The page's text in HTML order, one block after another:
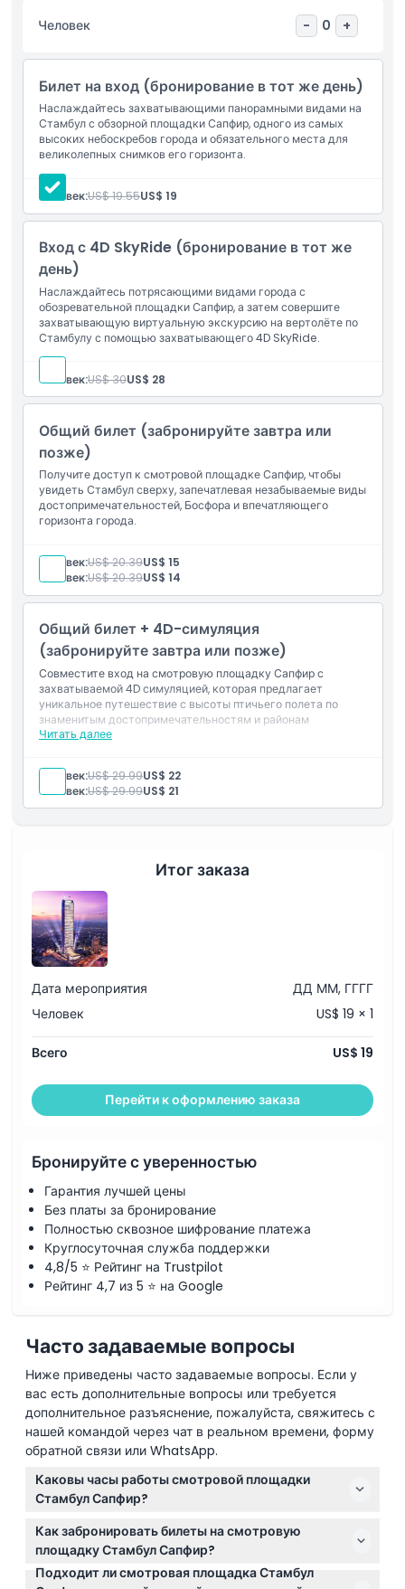
Сапфир — отличный способ посмотреть на город с новой
перспективы и полюбоваться его красотой сверху.
Основные моменты
Включено
Политика в отношении детей и взрослых
Исключения
Часы работы
Вещи, которые нужно знать
Местоположение
Как добраться туда
Как воспользоваться
Политика отмены
Человек - 0 +
Билет на вход (бронирование в тот же день)
Наслаждайтесь захватывающими панорамными видами на
Стамбул с обзорной площадки Сапфир, одного из самых
высоких небоскребов города и обязательного места для
великолепных снимков его горизонта.
Человек:US$ 19.55US$ 19
Вход с 4D SkyRide (бронирование в тот же
день)
Наслаждайтесь потрясающими видами города с
обозревательной площадки Сапфир, а затем совершите
захватывающую виртуальную экскурсию на вертолёте по
Стамбулу с помощью захватывающего 4D SkyRide.
Человек:US$ 30US$ 28
Общий билет (забронируйте завтра или
позже)
Получите доступ к смотровой площадке Сапфир, чтобы
увидеть Стамбул сверху, запечатлевая незабываемые виды
достопримечательностей, Босфора и впечатляющего
горизонта города.
Человек:US$ 20.39US$ 15
Человек:US$ 20.39US$ 14
Общий билет + 4D-симуляция
(забронируйте завтра или позже)
Совместите вход на смотровую площадку Сапфир с
захватываемой 4D симуляцией, которая предлагает
уникальное путешествие с высоты птичьего полета по
знаменитым достопримечательностям и районам
Стамбула.
Читать далее
Человек:US$ 29.99US$ 22
Человек:US$ 29.99US$ 21
Итог заказа
Дата мероприятия
ДД ММ, ГГГГ
Человек
US$ 19 × 1
Всего US$ 19
Перейти к оформлению заказа
Бронируйте с уверенностью
Гарантия лучшей цены
Без платы за бронирование
Полностью сквозное шифрование платежа
Круглосуточная служба поддержки
4,8/5 ⭐ Рейтинг на Trustpilot
Рейтинг 4,7 из 5 ⭐ на Google
Часто задаваемые вопросы
Ниже приведены часто задаваемые вопросы. Если у
вас есть дополнительные вопросы или требуется
дополнительное разъяснение, пожалуйста, свяжитесь с
нашей командой через чат в реальном времени, форму
обратной связи или WhatsApp.
Каковы часы работы смотровой площадки
Стамбул Сапфир?
Смотровая площадка открыта ежедневно с 10:00 до
21:30, последний вход возможен в 20:30 (время
может меняться — пожалуйста, уточняйте при
бронировании).
Как забронировать билеты на смотровую
площадку Стамбул Сапфир?
Вы можете легко забронировать билеты онлайн
Подходит ли смотровая площадка Стамбул